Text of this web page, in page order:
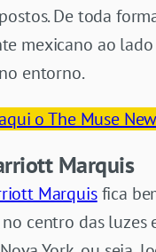
De toda
mexicano ao
entorno.
o The Muse
Marquis
Marquisfica
centro das luzes